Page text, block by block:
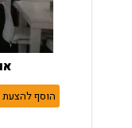
אוהל
הוסף להצעת